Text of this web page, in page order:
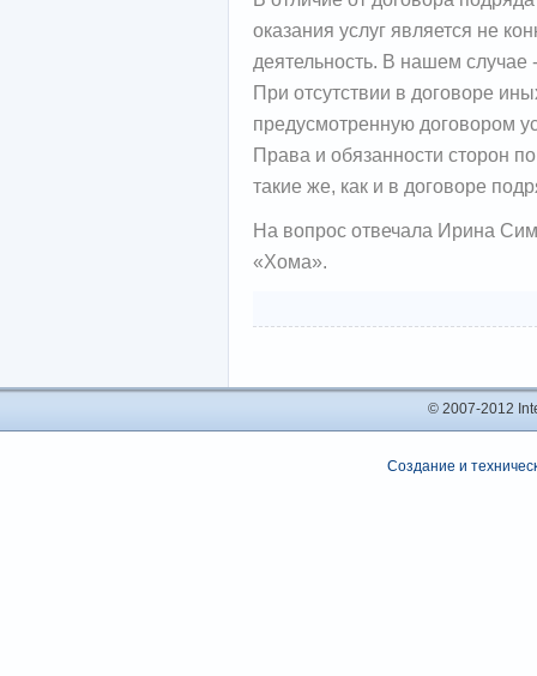
оказания услуг является не
деятельность. В нашем
При отсутствии в договоре
предусмотренную договором
Права и обязанности сторон
такие же, как и в договоре
На вопрос отвечала Ирина
«Хома».
© 2007-2012
Создание и